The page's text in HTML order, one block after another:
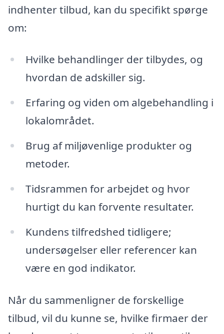
indhenter tilbud, kan du specifikt spørge
om:
Hvilke behandlinger der tilbydes, og
hvordan de adskiller sig.
Erfaring og viden om algebehandling i
lokalområdet.
Brug af miljøvenlige produkter og
metoder.
Tidsrammen for arbejdet og hvor
hurtigt du kan forvente resultater.
Kundens tilfredshed tidligere;
undersøgelser eller referencer kan
være en god indikator.
Når du sammenligner de forskellige
tilbud, vil du kunne se, hvilke firmaer der